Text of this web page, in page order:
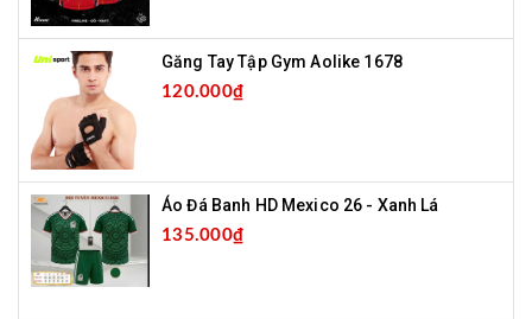
Găng Tay Tập Gym Aolike 1678
120.000₫
Áo Đá Banh HD Mexico 26 - Xanh Lá
135.000₫